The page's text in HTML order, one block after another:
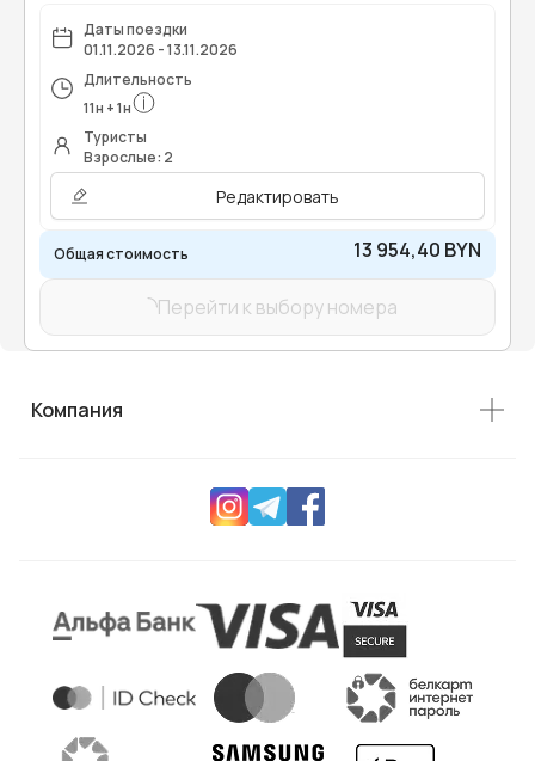
Даты поездки
01.11.2026 - 13.11.2026
Длительность
11н +1н
Туристы
Взрослые: 2
Редактировать
Общая стоимость 13 954,40 BYN
Перейти к выбору номера
Компания